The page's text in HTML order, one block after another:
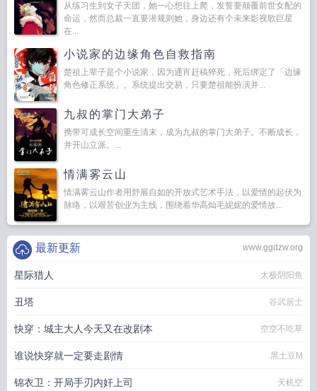
从练习生到女子天团，她一心想往上爬，发誓要颠覆前世女配的
命运，然而总裁一直要潜规则她，身边还有个未来影视歌巨星
在...
小说家的边缘角色自救指南
楚祖上辈子是个小说家，因为通宵赶稿猝死，死后绑定了「边缘
角色修正系统」。系统提出交易，只要楚祖能扮演并...
九叔的掌门大弟子
携带可成长空间重生清末，成为九叔的掌门大弟子。不断成长，
并开山立派。...
情满雾云山
情满雾云山作者用舒展自如的开放式艺术手法，以爱情的起伏为
脉络，以艰苦创业为主线，围绕着华高灿毛妮妮的爱情故...
www.ggdzw.org
最新更新
星际猎人 太极阴阳鱼
丑塔 谷武居士
快穿：城主大人今天又在改剧本 空空不吃草
谁说快穿就一定要走剧情 黑土豆M
锦衣卫：开局手刃内奸上司 天机空